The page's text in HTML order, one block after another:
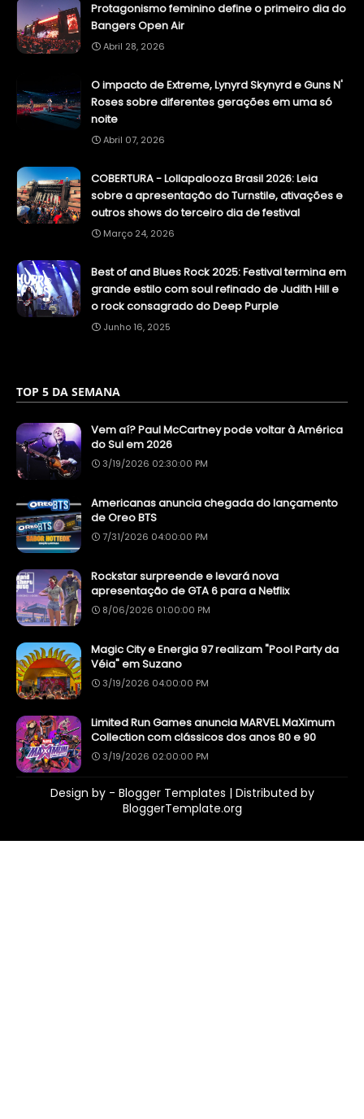
Protagonismo feminino define o primeiro dia do
Bangers Open Air
Abril 28, 2026
O impacto de Extreme, Lynyrd Skynyrd e Guns N'
Roses sobre diferentes gerações em uma só
noite
Abril 07, 2026
COBERTURA - Lollapalooza Brasil 2026: Leia
sobre a apresentação do Turnstile, ativações e
outros shows do terceiro dia de festival
Março 24, 2026
Best of and Blues Rock 2025: Festival termina em
grande estilo com soul refinado de Judith Hill e
o rock consagrado do Deep Purple
Junho 16, 2025
TOP 5 DA SEMANA
Vem aí? Paul McCartney pode voltar à América
do Sul em 2026
3/19/2026 02:30:00 PM
Americanas anuncia chegada do lançamento
de Oreo BTS
7/31/2026 04:00:00 PM
Rockstar surpreende e levará nova
apresentação de GTA 6 para a Netflix
8/06/2026 01:00:00 PM
Magic City e Energia 97 realizam "Pool Party da
Véia" em Suzano
3/19/2026 04:00:00 PM
Limited Run Games anuncia MARVEL MaXimum
Collection com clássicos dos anos 80 e 90
3/19/2026 02:00:00 PM
Design by - Blogger Templates | Distributed by
BloggerTemplate.org